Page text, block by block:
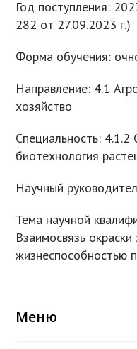
Год поступления:
282 от 27.09.2023 г.)
Форма обучения:
Направление: 4.1
хозяйство
Специальность: 4.1.2
биотехнология
Научный
Тема научной
Взаимосвязь
жизнеспособностью
Меню